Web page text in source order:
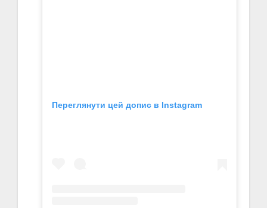
Переглянути цей допис в Instagram